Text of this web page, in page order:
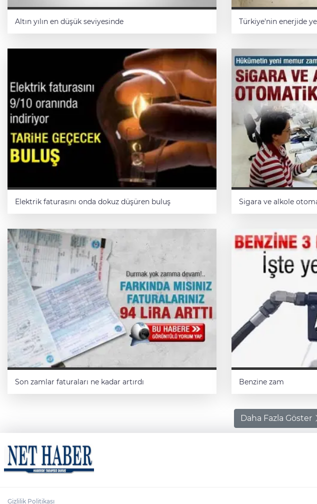
Altın yılın en düşük seviyesinde Türkiye'nin enerjide
Elektrik faturasını onda dokuz düşüren buluş Sigara ve alkole
Son zamlar faturaları ne kadar artırdı Benzine zam
Daha Fazla Göster
Gizlilik Politikası